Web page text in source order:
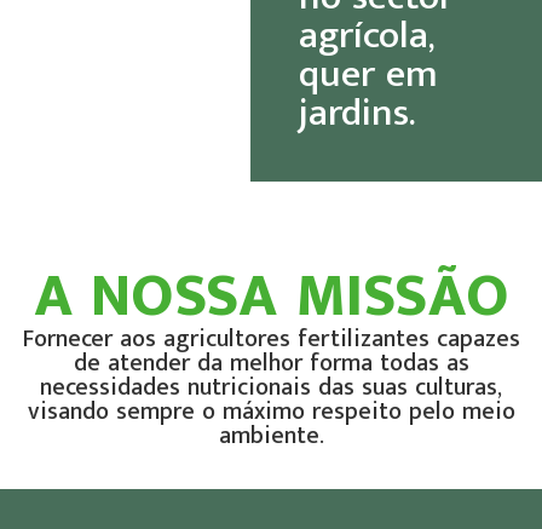
agrícola,
quer em
jardins.
A NOSSA MISSÃO
Fornecer aos agricultores fertilizantes capazes
de atender da melhor forma todas as
necessidades nutricionais das suas culturas,
visando sempre o máximo respeito pelo meio
ambiente.